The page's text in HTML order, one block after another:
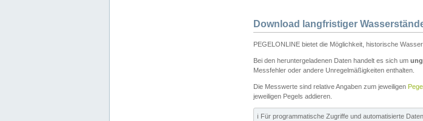
Download langfristiger
PEGELONLINE bietet die Möglichkeit, historische
Bei den heruntergeladenen Daten handelt es sich um
Messfehler oder andere Unregelmäßigkeiten enthalten.
Die Messwerte sind relative Angaben zum jeweiligen
jeweiligen Pegels addieren.
ℹ️ Für programmatische Zugriffe und automatisierte